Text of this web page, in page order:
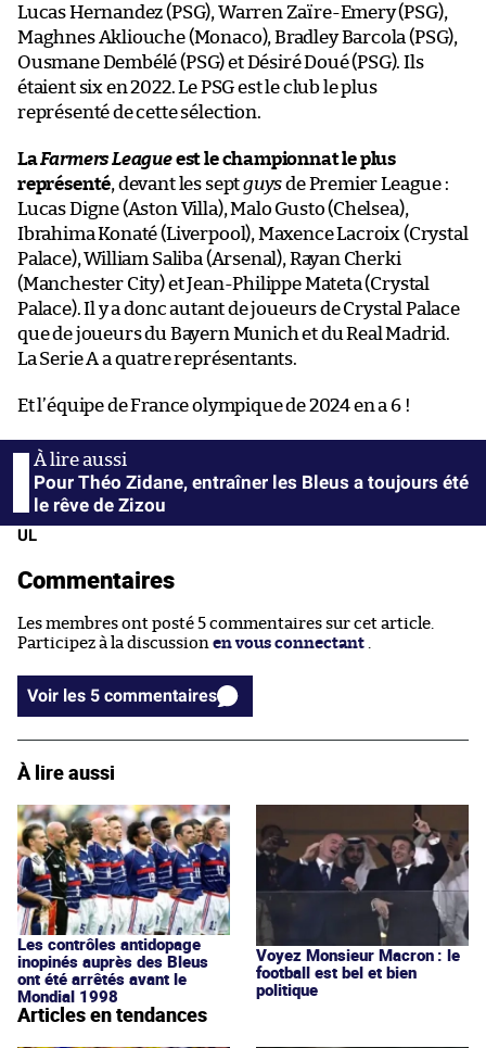
Lucas Hernandez (PSG), Warren Zaïre-Emery (PSG),
Maghnes Akliouche (Monaco), Bradley Barcola (PSG),
Ousmane Dembélé (PSG) et Désiré Doué (PSG). Ils
étaient six en 2022. Le PSG est le club le plus
représenté de cette sélection.
LaFarmers Leagueest le championnat le plus
représenté, devant les septguysde Premier League :
Lucas Digne (Aston Villa), Malo Gusto (Chelsea),
Ibrahima Konaté (Liverpool), Maxence Lacroix (Crystal
Palace), William Saliba (Arsenal), Rayan Cherki
(Manchester City) et Jean-Philippe Mateta (Crystal
Palace). Il y a donc autant de joueurs de Crystal Palace
que de joueurs du Bayern Munich et du Real Madrid.
La Serie A a quatre représentants.
Et l’équipe de France olympique de 2024 en a 6 !
Pour Théo Zidane, entraîner les Bleus a toujours été
le rêve de Zizou
UL
Commentaires
Les membres ont posté 5 commentaires sur cet article.
Participez à la discussion en vous connectant
Voir les 5 commentaires
À lire aussi
Les contrôles antidopage
inopinés auprès des Bleus
ont été arrêtés avant le
Mondial 1998
Voyez Monsieur Macron : le
football est bel et bien
politique
Articles en tendances